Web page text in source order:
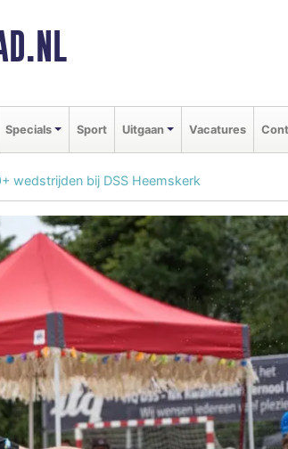
Specials Sport Uitgaan Vacatures
wedstrijden bij DSS Heemskerk